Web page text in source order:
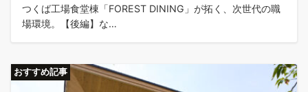
つくば工場食堂棟「FOREST DINING」が拓く、次世代の職
場環境。【後編】な…
おすすめ記事